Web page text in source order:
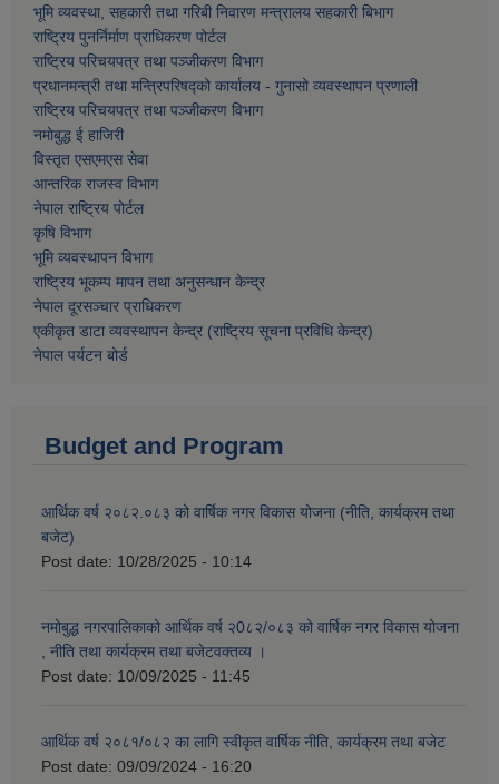
भूमि व्यवस्था, सहकारी तथा गरिबी निवारण मन्त्रालय सहकारी बिभाग
राष्ट्रिय पुनर्निर्माण प्राधिकरण पोर्टल
राष्ट्रिय परिचयपत्र तथा पञ्जीकरण विभाग
प्रधानमन्त्री तथा मन्त्रिपरिषद्को कार्यालय - गुनासो व्यवस्थापन प्रणाली
राष्ट्रिय परिचयपत्र तथा पञ्जीकरण विभाग
नमाेबुद्ध ई हाजिरी
विस्तृत एसएमएस सेवा
आन्तरिक राजस्व विभाग
नेपाल राष्ट्रिय पोर्टल
कृषि विभाग
भूमि व्यवस्थापन विभाग
राष्ट्रिय भूकम्प मापन तथा अनुसन्धान केन्द्र
नेपाल दूरसञ्चार प्राधिकरण
एकीकृत डाटा व्यवस्थापन केन्द्र (राष्ट्रिय सूचना प्रविधि केन्द्र)
नेपाल पर्यटन बोर्ड
Budget and Program
आर्थिक वर्ष २०८२.०८३ को वार्षिक नगर विकास योजना (नीति, कार्यक्रम तथा
बजेट)
Post date: 10/28/2025 - 10:14
नमोबुद्ध नगरपालिकाको आर्थिक वर्ष २0८२/०८३ को वार्षिक नगर विकास योजना
, नीति तथा कार्यक्रम तथा बजेटवक्तव्य ।
Post date: 10/09/2025 - 11:45
आर्थिक वर्ष २०८१/०८२ का लागि स्वीकृत वार्षिक नीति, कार्यक्रम तथा बजेट
Post date: 09/09/2024 - 16:20